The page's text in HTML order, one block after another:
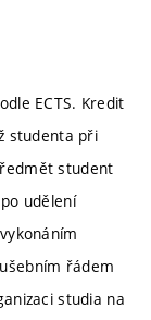
ECTS. Kredit
studenta při
student
udělení
řádem
studia na